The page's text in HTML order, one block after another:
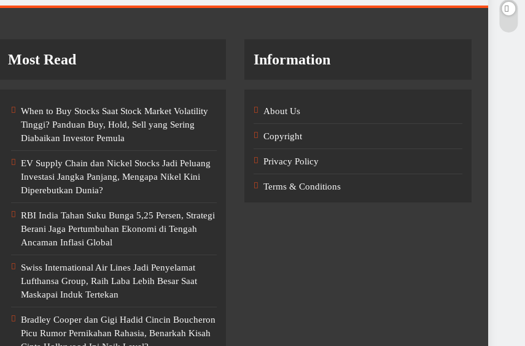
Tertekan
Most Read
When to Buy Stocks Saat Stock Market Volatility
Tinggi? Panduan Buy, Hold, Sell yang Sering
Diabaikan Investor Pemula
EV Supply Chain dan Nickel Stocks Jadi Peluang
Investasi Jangka Panjang, Mengapa Nikel Kini
Diperebutkan Dunia?
RBI India Tahan Suku Bunga 5,25 Persen, Strategi
Berani Jaga Pertumbuhan Ekonomi di Tengah
Ancaman Inflasi Global
Swiss International Air Lines Jadi Penyelamat
Lufthansa Group, Raih Laba Lebih Besar Saat
Maskapai Induk Tertekan
Bradley Cooper dan Gigi Hadid Cincin Boucheron
Picu Rumor Pernikahan Rahasia, Benarkah Kisah
Information
About Us
Copyright
Privacy Policy
Terms & Conditions